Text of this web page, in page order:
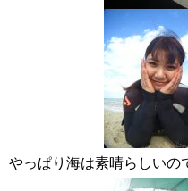
やっぱり海は素晴らしいの